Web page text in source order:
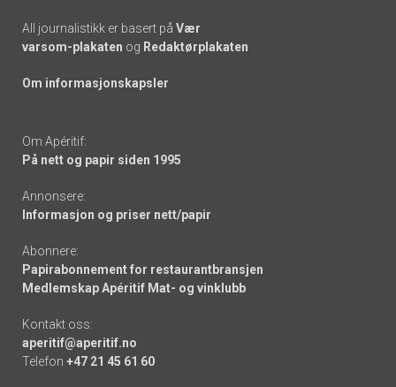
All journalistikk er basert på Vær
varsom-plakaten og Redaktørplakaten
Om informasjonskapsler
Om Apéritif:
På nett og papir siden 1995
Annonsere:
Informasjon og priser nett/papir
Abonnere:
Papirabonnement for restaurantbransjen
Medlemskap Apéritif Mat- og vinklubb
Kontakt oss:
aperitif@aperitif.no
Telefon +47 21 45 61 60